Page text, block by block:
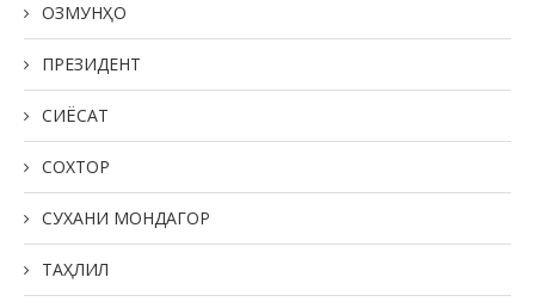
ОЗМУНҲО
ПРЕЗИДЕНТ
СИЁСАТ
СОХТОР
СУХАНИ МОНДАГОР
ТАҲЛИЛ